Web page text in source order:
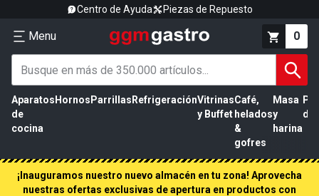
Centro de Ayuda Piezas de Repuesto
Menu 0
Aparatos
de
cocina
Hornos Parrillas RefrigeraciónVitrinas
y Buffet
Café,
helados
&
gofres
Masa
y
harina
de
¡Inauguramos nuestro nuevo almacén en tu zona! Aprovecha
nuestras ofertas exclusivas de apertura en productos con